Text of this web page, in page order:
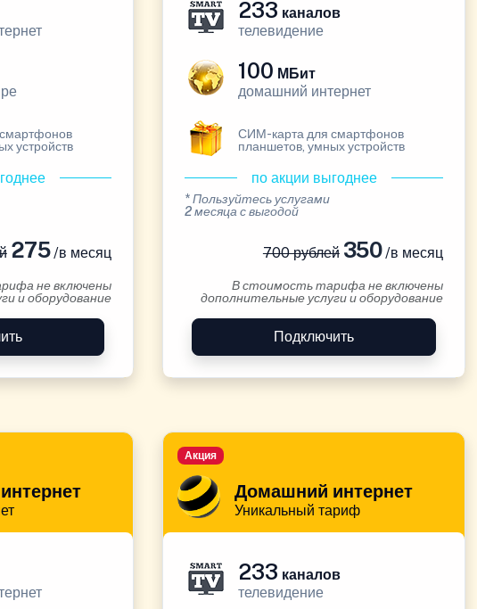
устройств
275/в месяц
не включены
и оборудование
233 каналов
телевидение
100 МБит
домашний интернет
СИМ-карта для смартфонов
планшетов, умных устройств
по акции выгоднее
* Пользуйтесь услугами
2 месяца с выгодой
700 рублей350/в месяц
В стоимость тарифа не включены
дополнительные услуги и оборудование
Подключить
Домашний интернет
Уникальный тариф
Акция
233 каналов
телевидение